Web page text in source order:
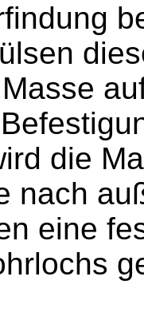
die
nach
eine